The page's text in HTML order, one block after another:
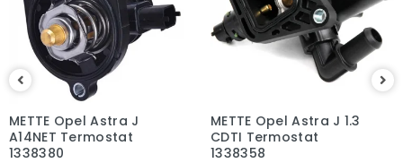
METTE Opel Astra J
A14NET Termostat
1338380
METTE Opel Astra J 1.3
CDTI Termostat
1338358